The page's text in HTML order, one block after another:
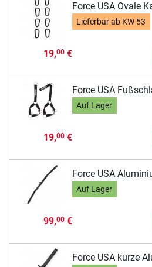
Force USA Ovale
Lieferbar ab KW 53
19,00€
Force USA
Auf Lager
19,00€
Force USA
Auf Lager
99,00€
Force USA kurze